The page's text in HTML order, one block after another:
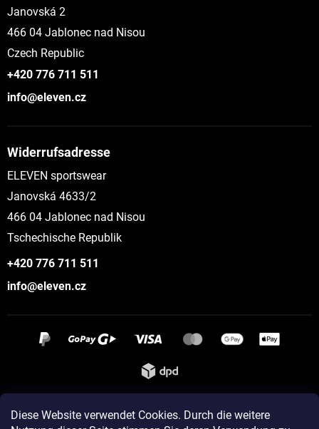
Diese Website verwendet Cookies. Durch die weitere
Janovská 2
466 04 Jablonec nad Nisou
Czech Republic
+420 776 711 511
info@eleven.cz
Widerrufsadresse
ELEVEN sportswear
Janovská 4633/2
466 04 Jablonec nad Nisou
Tschechische Republik
+420 776 711 511
info@eleven.cz
Instagram